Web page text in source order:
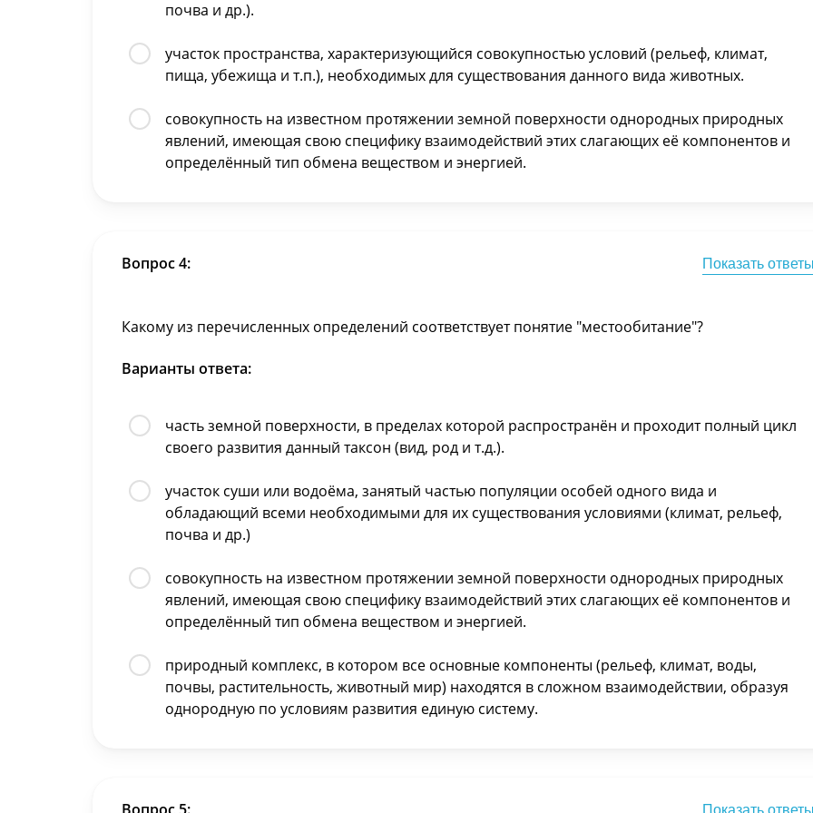
почва и др.).
участок пространства, характеризующийся совокупностью условий (рельеф, климат,
пища, убежища и т.п.), необходимых для существования данного вида животных.
совокупность на известном протяжении земной поверхности однородных природных
явлений, имеющая свою специфику взаимодействий этих слагающих её компонентов и
определённый тип обмена веществом и энергией.
Вопрос 4: Показать
Какому из перечисленных определений соответствует понятие "местообитание"?
Варианты ответа:
часть земной поверхности, в пределах которой распространён и проходит полный цикл
своего развития данный таксон (вид, род и т.д.).
участок суши или водоёма, занятый частью популяции особей одного вида и
обладающий всеми необходимыми для их существования условиями (климат, рельеф,
почва и др.)
совокупность на известном протяжении земной поверхности однородных природных
явлений, имеющая свою специфику взаимодействий этих слагающих её компонентов и
определённый тип обмена веществом и энергией.
природный комплекс, в котором все основные компоненты (рельеф, климат, воды,
почвы, растительность, животный мир) находятся в сложном взаимодействии, образуя
однородную по условиям развития единую систему.
Показать